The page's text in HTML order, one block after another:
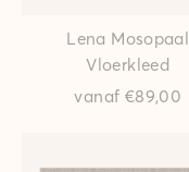
Lena Mosopaal
Vloerkleed
vanaf €89,00